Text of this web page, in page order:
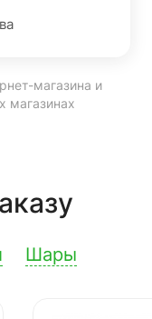
магазина и
магазинах
Шары